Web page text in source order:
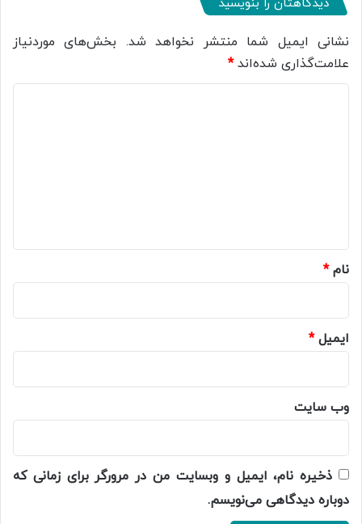
دیدگاهتان را بنویسید
نشانی ایمیل شما منتشر نخواهد شد. بخش‌های موردنیاز
علامت‌گذاری شده‌اند*
نام*
ایمیل*
وب‌ سایت
ذخیره نام، ایمیل و وبسایت من در مرورگر برای زمانی که
دوباره دیدگاهی می‌نویسم.